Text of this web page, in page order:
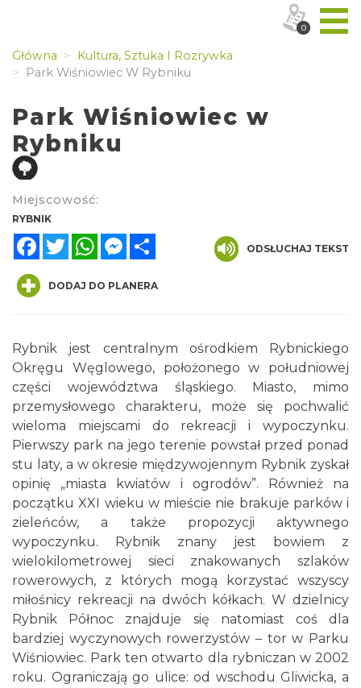
Główna
Kultura, Sztuka I Rozrywka
Park Wiśniowiec W Rybniku
Park Wiśniowiec w
Rybniku
Miejscowość:
RYBNIK
FacebookTwitterWhatsAppMessenger
ODSŁUCHAJ TEKST
DODAJ DO PLANERA
Rybnik jest centralnym ośrodkiem Rybnickiego
Okręgu Węglowego, położonego w południowej
części województwa śląskiego. Miasto, mimo
przemysłowego charakteru, może się pochwalić
wieloma miejscami do rekreacji i wypoczynku.
Pierwszy park na jego terenie powstał przed ponad
stu laty, a w okresie międzywojennym Rybnik zyskał
opinię „miasta kwiatów i ogrodów”. Również na
początku XXI wieku w mieście nie brakuje parków i
zieleńców, a także propozycji aktywnego
wypoczynku. Rybnik znany jest bowiem z
wielokilometrowej sieci znakowanych szlaków
rowerowych, z których mogą korzystać wszyscy
miłośnicy rekreacji na dwóch kółkach. W dzielnicy
Rybnik Północ znajduje się natomiast coś dla
bardziej wyczynowych rowerzystów – tor w Parku
Wiśniowiec. Park ten otwarto dla rybniczan w 2002
roku. Ograniczają go ulice: od wschodu Gliwicka, a
0